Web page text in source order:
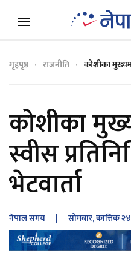
गृहपृष्ठ राजनीति कोशीका
कोशीका
स्वीस
भेटवार्ता
नेपाल समय | सोमबार, कात्तिक